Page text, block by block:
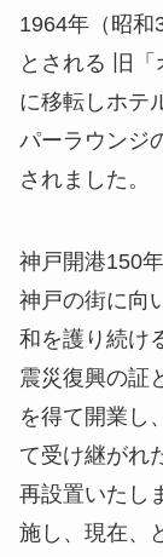
1964年（昭和
とされる 旧
に移転しホテ
パーラウンジ
されました。
神戸開港150
神戸の街に向
和を護り続け
震災復興の証
を得て開業し
て受け継がれ
再設置いたし
施し、現在、